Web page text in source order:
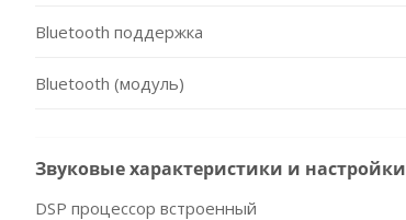
Bluetooth поддержка
Bluetooth (модуль)
Звуковые характеристики и настройки
DSP процессор встроенный